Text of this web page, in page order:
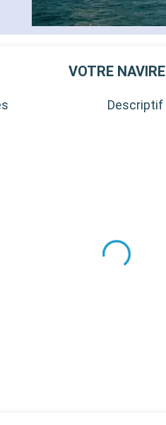
VOTRE NAVIRE
Descriptif